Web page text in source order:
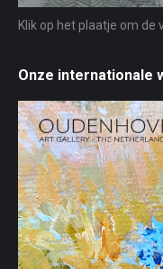
Klik op het plaatje om de
Onze internationale